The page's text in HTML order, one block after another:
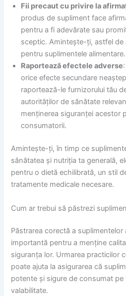
Fii precaut cu privire la
produs de supliment face
pentru a fi adevărate sau
sceptic. Amintește-ți, astfel
pentru suplimentele alimentare.
Raportează efectele adverse
orice efecte secundare
raportează-le furnizorului tău
autorităților de sănătate
menținerea siguranței acestor
consumatorii.
Amintește-ți, în timp ce
sănătatea și nutriția ta generală,
pentru o dietă echilibrată, un stil
tratamente medicale necesare.
Cum ar trebui să păstrezi
Păstrarea corectă a suplimentelor
importantă pentru a menține
siguranța lor. Urmarea practicilor
poate ajuta la asigurarea că
potente și sigure de consumat
valabilitate.